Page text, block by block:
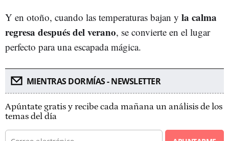
Y en otoño, cuando las temperaturas bajan y la calma
regresa después del verano, se convierte en el lugar
perfecto para una escapada mágica.
MIENTRAS DORMÍAS - NEWSLETTER
Apúntate gratis y recibe cada mañana un análisis de los
temas del día